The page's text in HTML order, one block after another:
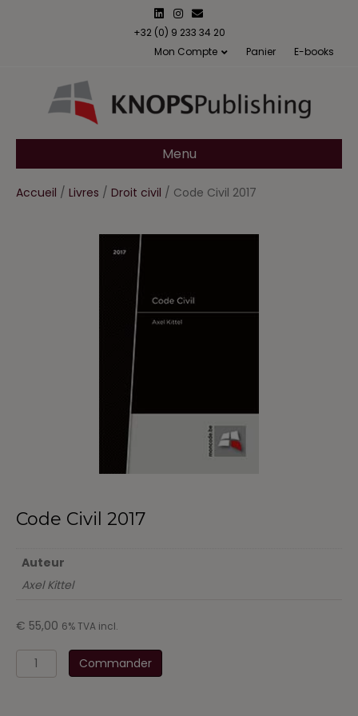
n
n
s
a
m
m
a
l
+32 (0) 9 233 34 20
Mon Compte
Panier E-books
Menu
Accueil / Livres / Droit civil / Code Civil 2017
Code Civil 2017
Auteur
Axel Kittel
€ 55,00 6% TVA incl.
quantité
de
Commander